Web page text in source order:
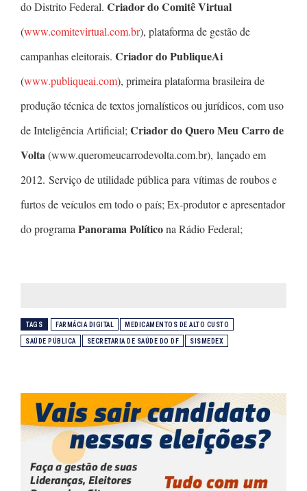
do Distrito Federal. Criador do Comitê Virtual
(www.comitevirtual.com.br), plataforma de gestão de
campanhas eleitorais. Criador do PubliqueAi
(www.publiqueai.com), primeira plataforma brasileira de
produção técnica de textos jornalísticos ou jurídicos, com uso
de Inteligência Artificial; Criador do Quero Meu Carro de
Volta(www.queromeucarrodevolta.com.br), lançado em
2012. Serviço de utilidade pública para vítimas de roubos e
furtos de veículos em todo o país; Ex-produtor e apresentador
do programa Panorama Políticona Rádio Federal;
TAGS FARMÁCIA DIGITAL MEDICAMENTOS DE ALTO CUSTO
SAÚDE PÚBLICA SECRETARIA DE SAÚDE DO DF SISMEDEX